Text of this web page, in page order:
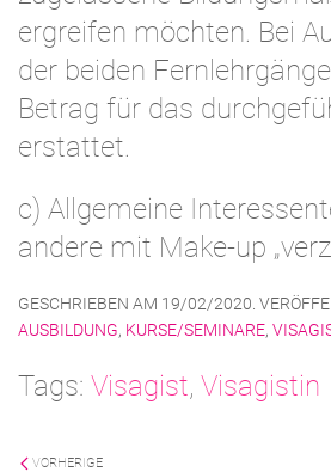
ergreifen möchten. Bei
der beiden
Betrag für das
erstattet.
c) Allgemeine
andere mit Make-up
GESCHRIEBEN AM 19/02/2020 .
AUSBILDUNG, KURSE/SEMINARE,
Tags: Visagist, Visagistin
VORHERIGE